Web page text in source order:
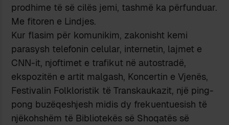
prodhime të së cilës jemi, tashmë ka përfunduar.
Me fitoren e Lindjes.
Kur flasim për komunikim, zakonisht kemi
parasysh telefonin celular, internetin, lajmet e
CNN-it, njoftimet e trafikut në autostradë,
ekspozitën e artit malgash, Koncertin e Vjenës,
Festivalin Folkloristik të Transkaukazit, një ping-
pong buzëqeshjesh midis dy frekuentuesish të
njëkohshëm të Bibliotekës së Shoqatës së